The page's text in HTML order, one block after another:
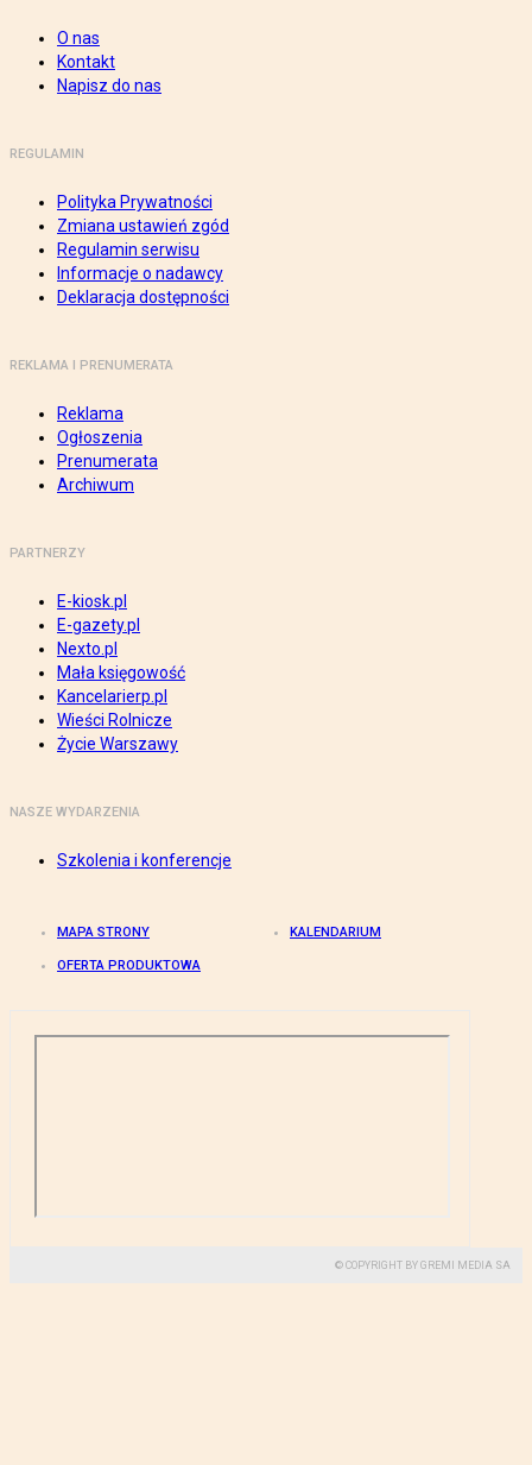
O nas
Kontakt
Napisz do nas
REGULAMIN
Polityka Prywatności
Zmiana ustawień zgód
Regulamin serwisu
Informacje o nadawcy
Deklaracja dostępności
REKLAMA I PRENUMERATA
Reklama
Ogłoszenia
Prenumerata
Archiwum
PARTNERZY
E-kiosk.pl
E-gazety.pl
Nexto.pl
Mała księgowość
Kancelarierp.pl
Wieści Rolnicze
Życie Warszawy
NASZE WYDARZENIA
Szkolenia i konferencje
MAPA STRONY KALENDARIUM
OFERTA PRODUKTOWA
© COPYRIGHT BY GREMI MEDIA SA